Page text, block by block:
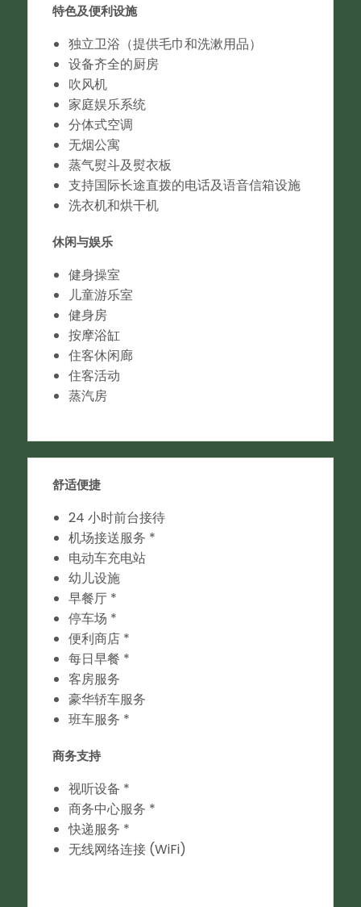
特色及便利设施
独立卫浴（提供毛巾和洗漱用品）
设备齐全的厨房
吹风机
家庭娱乐系统
分体式空调
无烟公寓
蒸气熨斗及熨衣板
支持国际长途直拨的电话及语音信箱设施
洗衣机和烘干机
休闲与娱乐
健身操室
儿童游乐室
健身房
按摩浴缸
住客休闲廊
住客活动
蒸汽房
舒适便捷
24 小时前台接待
机场接送服务 *
电动车充电站
幼儿设施
早餐厅 *
停车场 *
便利商店 *
每日早餐 *
客房服务
豪华轿车服务
班车服务 *
商务支持
视听设备 *
商务中心服务 *
快递服务 *
无线网络连接 (WiFi)